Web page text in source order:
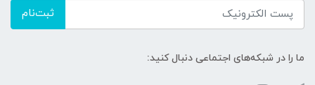
ثبت‌نام
ما را در شبکه‌های اجتماعی دنبال کنید: